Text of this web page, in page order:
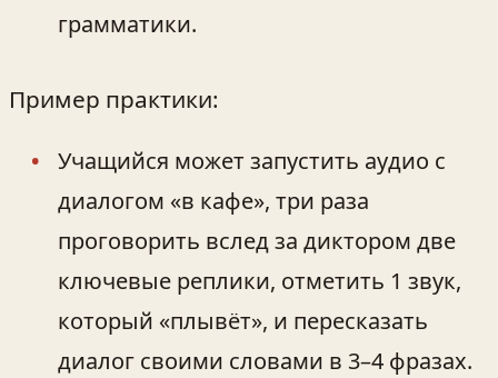
грамматики.
Пример практики:
Учащийся может запустить аудио с
диалогом «в кафе», три раза
проговорить вслед за диктором две
ключевые реплики, отметить 1 звук,
который «плывёт», и пересказать
диалог своими словами в 3–4 фразах.